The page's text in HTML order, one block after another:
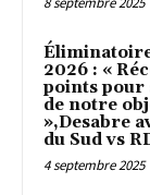
2026 : «
points pour
de notre
»,Desabre
du Sud vs
4 septembre 2025